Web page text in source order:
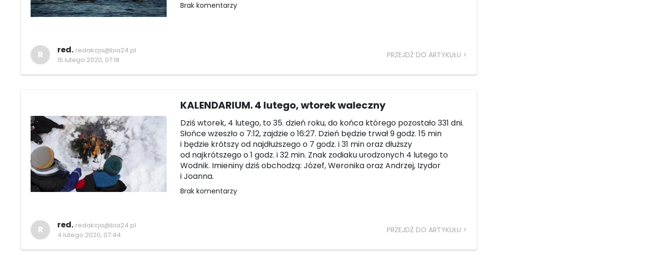
Brak komentarzy
R red. redakcja@bia24.pl
15 lutego 2020, 07:18
PRZEJDŹ DO ARTYKUŁU
KALENDARIUM. 4 lutego, wtorek waleczny
Dziś wtorek, 4 lutego, to 35. dzień roku, do końca którego pozostało 331 dni.
Słońce wzeszło o 7:12, zajdzie o 16:27. Dzień będzie trwał 9 godz. 15 min
i będzie krótszy od najdłuższego o 7 godz. i 31 min oraz dłuższy
od najkrótszego o 1 godz. i 32 min. Znak zodiaku urodzonych 4 lutego to
Wodnik. Imieniny dziś obchodzą: Józef, Weronika oraz Andrzej, Izydor
i Joanna.
Brak komentarzy
R red. redakcja@bia24.pl
4 lutego 2020, 07:44
PRZEJDŹ DO ARTYKUŁU